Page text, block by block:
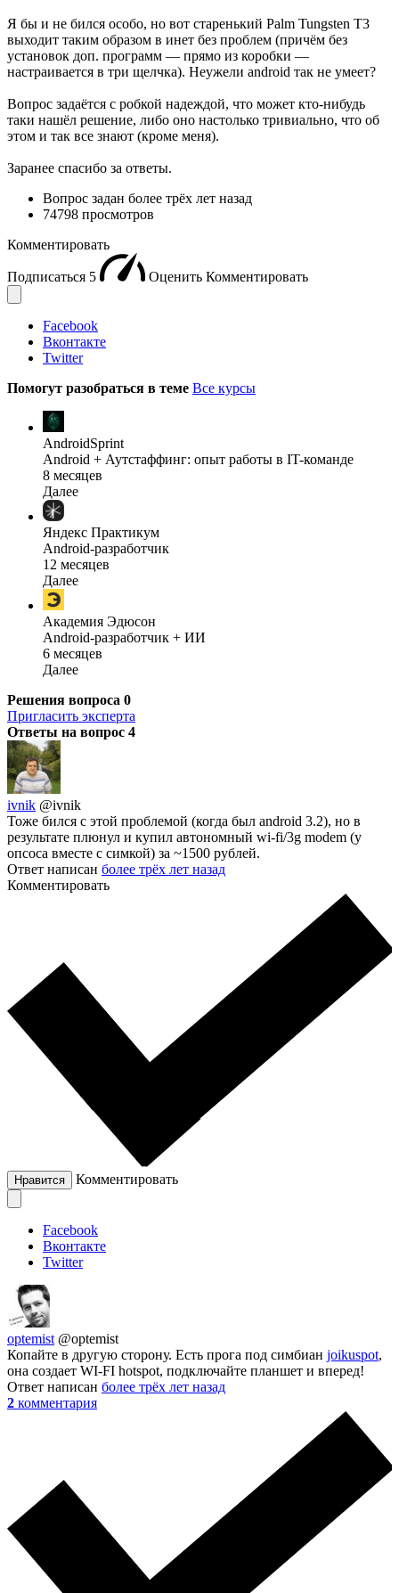
Я бы и не бился особо, но вот старенький Palm Tungsten T3
выходит таким образом в инет без проблем (причём без
установок доп. программ — прямо из коробки —
настраивается в три щелчка). Неужели android так не умеет?
Вопрос задаётся с робкой надеждой, что может кто-нибудь
таки нашёл решение, либо оно настолько тривиально, что об
этом и так все знают (кроме меня).
Заранее спасибо за ответы.
Вопрос задан более трёх лет назад
74798 просмотров
Комментировать
Подписаться 5 Оценить Комментировать
Facebook
Вконтакте
Twitter
Помогут разобраться в теме Все курсы
AndroidSprint
Android + Аутстаффинг: опыт работы в IT-команде
8 месяцев
Далее
Яндекс Практикум
Android-разработчик
12 месяцев
Далее
Академия Эдюсон
Android-разработчик + ИИ
6 месяцев
Далее
Решения вопроса 0
Пригласить эксперта
Ответы на вопрос 4
ivnik @ivnik
Тоже бился с этой проблемой (когда был android 3.2), но в
результате плюнул и купил автономный wi-fi/3g modem (у
опсоса вместе с симкой) за ~1500 рублей.
Ответ написан более трёх лет назад
Комментировать
Нравится Комментировать
Facebook
Вконтакте
Twitter
optemist @optemist
Копайте в другую сторону. Есть прога под симбиан joikuspot,
она создает WI-FI hotspot, подключайте планшет и вперед!
Ответ написан более трёх лет назад
2 комментария